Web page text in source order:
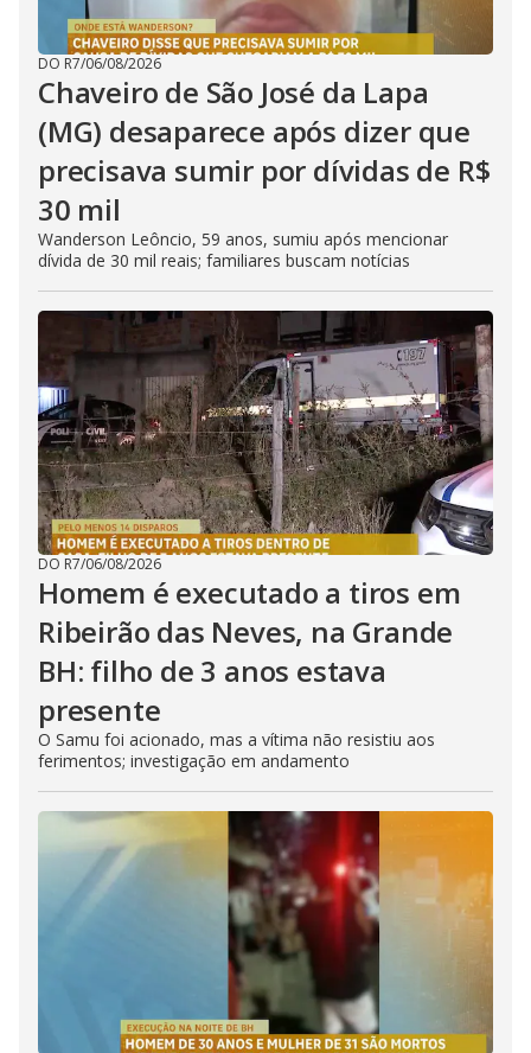
DO R7/06/08/2026
Chaveiro de São José da Lapa
(MG) desaparece após dizer que
precisava sumir por dívidas de R$
30 mil
Wanderson Leôncio, 59 anos, sumiu após mencionar
dívida de 30 mil reais; familiares buscam notícias
DO R7/06/08/2026
Homem é executado a tiros em
Ribeirão das Neves, na Grande
BH: filho de 3 anos estava
presente
O Samu foi acionado, mas a vítima não resistiu aos
ferimentos; investigação em andamento